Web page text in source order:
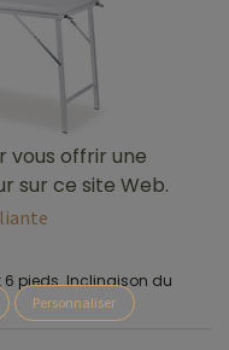
pieds. Inclinaison du
vous offrir une
sur ce site Web.
Personnaliser